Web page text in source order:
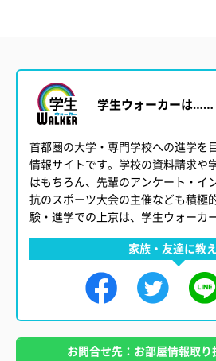
家族・友達に教
学生ウォーカーは……
首都圏の大学・専門学校への進学を
情報サイトです。学校の資料請求や
はもちろん、先輩のアンケート・イ
抗のスポーツ大会の主催なども積極
験・進学での上京は、学生ウォーカ
お問合せ先：お部屋情報取